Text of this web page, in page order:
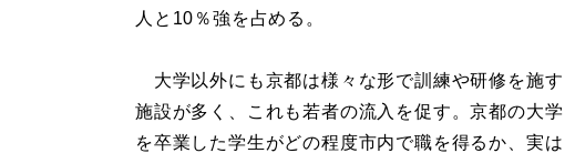
人と10％強を占める。
大学以外にも京都は様々な形で訓練や研修を施す
施設が多く、これも若者の流入を促す。京都の大学
を卒業した学生がどの程度市内で職を得るか、実は